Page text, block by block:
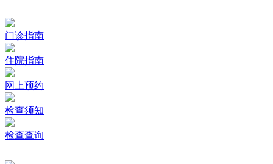
门诊指南
住院指南
网上预约
检查须知
检查查询